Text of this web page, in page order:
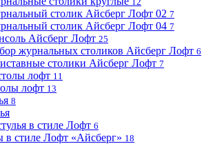
столик Айсберг Лофт 02 7
столик Айсберг Лофт 04 7
Айсберг Лофт 25
журнальных столиков Айсберг Лофт 6
столики Айсберг Лофт 7
лофт 11
лофт 13
8
в стиле Лофт 6
в стиле Лофт «Айсберг» 18